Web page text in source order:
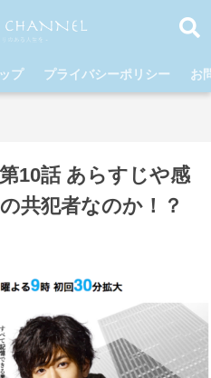
プ プライバシーポリシー お
10話 あらすじや感
共犯者なのか！？